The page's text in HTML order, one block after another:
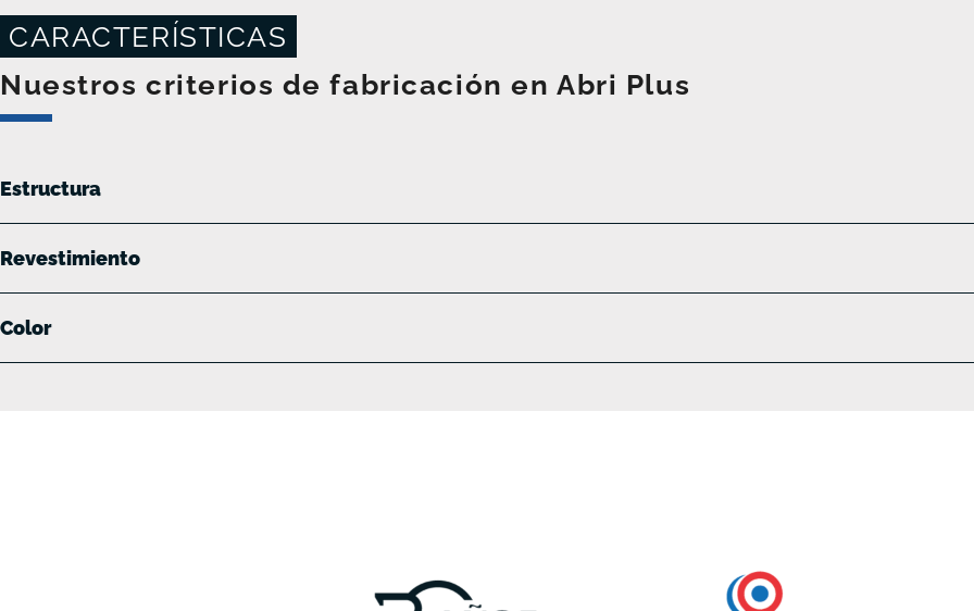
CARACTERÍSTICAS
Nuestros criterios de fabricación en Abri Plus
Estructura
Revestimiento
Color